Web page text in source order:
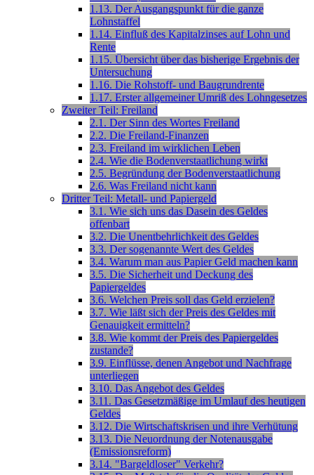
1.13. Der Ausgangspunkt für die ganze
Lohnstaffel
1.14. Einfluß des Kapitalzinses auf Lohn und
Rente
1.15. Übersicht über das bisherige Ergebnis der
Untersuchung
1.16. Die Rohstoff- und Baugrundrente
1.17. Erster allgemeiner Umriß des Lohngesetzes
Zweiter Teil: Freiland
2.1. Der Sinn des Wortes Freiland
2.2. Die Freiland-Finanzen
2.3. Freiland im wirklichen Leben
2.4. Wie die Bodenverstaatlichung wirkt
2.5. Begründung der Bodenverstaatlichung
2.6. Was Freiland nicht kann
Dritter Teil: Metall- und Papiergeld
3.1. Wie sich uns das Dasein des Geldes
offenbart
3.2. Die Unentbehrlichkeit des Geldes
3.3. Der sogenannte Wert des Geldes
3.4. Warum man aus Papier Geld machen kann
3.5. Die Sicherheit und Deckung des
Papiergeldes
3.6. Welchen Preis soll das Geld erzielen?
3.7. Wie läßt sich der Preis des Geldes mit
Genauigkeit ermitteln?
3.8. Wie kommt der Preis des Papiergeldes
zustande?
3.9. Einflüsse, denen Angebot und Nachfrage
unterliegen
3.10. Das Angebot des Geldes
3.11. Das Gesetzmäßige im Umlauf des heutigen
Geldes
3.12. Die Wirtschaftskrisen und ihre Verhütung
3.13. Die Neuordnung der Notenausgabe
(Emissionsreform)
3.14. "Bargeldloser" Verkehr?